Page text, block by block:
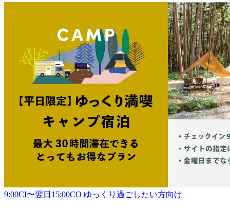
9:00CI〜翌日15:00CO ゆっくり過ごしたい方向け